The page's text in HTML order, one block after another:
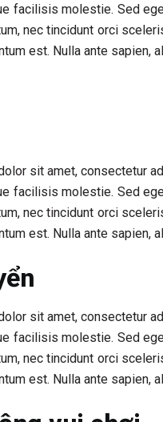
facilisis molestie. Sed
nec tincidunt orci
est. Nulla ante sapien,
sit amet, consectetur
facilisis molestie. Sed
nec tincidunt orci
est. Nulla ante sapien,
sit amet, consectetur
facilisis molestie. Sed
nec tincidunt orci
est. Nulla ante sapien,